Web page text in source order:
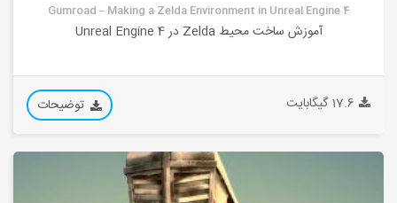
Gumroad – Making a Zelda Environment in Unreal Engine 4
آموزش ساخت محیط Zelda در Unreal Engine 4
17.6 گیگابایت توضیحات